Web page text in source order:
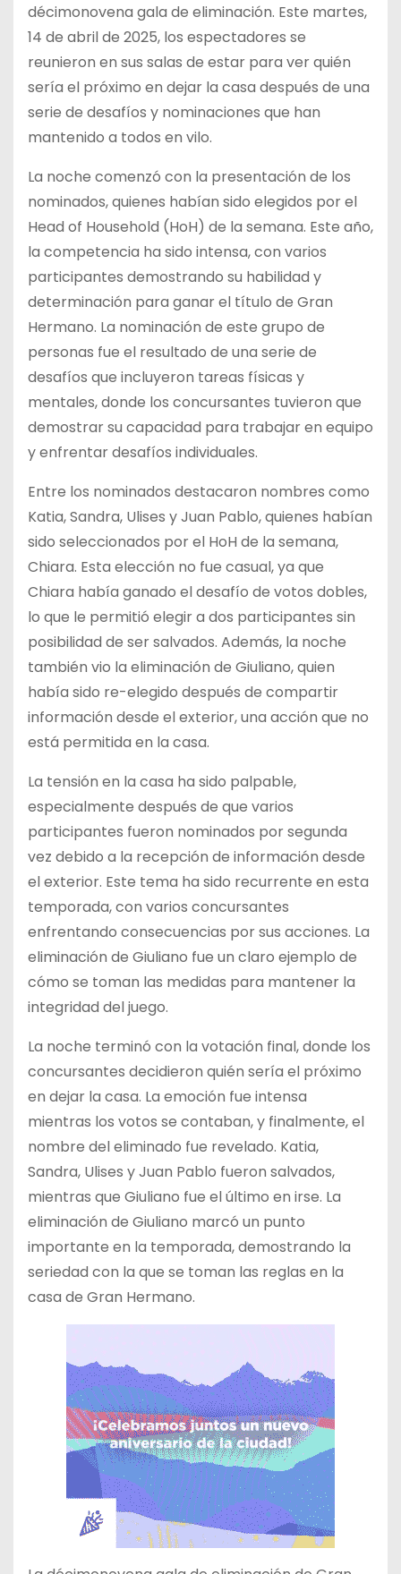
décimonovena gala de eliminación. Este martes,
14 de abril de 2025, los espectadores se
reunieron en sus salas de estar para ver quién
sería el próximo en dejar la casa después de una
serie de desafíos y nominaciones que han
mantenido a todos en vilo.
La noche comenzó con la presentación de los
nominados, quienes habían sido elegidos por el
Head of Household (HoH) de la semana. Este año,
la competencia ha sido intensa, con varios
participantes demostrando su habilidad y
determinación para ganar el título de Gran
Hermano. La nominación de este grupo de
personas fue el resultado de una serie de
desafíos que incluyeron tareas físicas y
mentales, donde los concursantes tuvieron que
demostrar su capacidad para trabajar en equipo
y enfrentar desafíos individuales.
Entre los nominados destacaron nombres como
Katia, Sandra, Ulises y Juan Pablo, quienes habían
sido seleccionados por el HoH de la semana,
Chiara. Esta elección no fue casual, ya que
Chiara había ganado el desafío de votos dobles,
lo que le permitió elegir a dos participantes sin
posibilidad de ser salvados. Además, la noche
también vio la eliminación de Giuliano, quien
había sido re-elegido después de compartir
información desde el exterior, una acción que no
está permitida en la casa.
La tensión en la casa ha sido palpable,
especialmente después de que varios
participantes fueron nominados por segunda
vez debido a la recepción de información desde
el exterior. Este tema ha sido recurrente en esta
temporada, con varios concursantes
enfrentando consecuencias por sus acciones. La
eliminación de Giuliano fue un claro ejemplo de
cómo se toman las medidas para mantener la
integridad del juego.
La noche terminó con la votación final, donde los
concursantes decidieron quién sería el próximo
en dejar la casa. La emoción fue intensa
mientras los votos se contaban, y finalmente, el
nombre del eliminado fue revelado. Katia,
Sandra, Ulises y Juan Pablo fueron salvados,
mientras que Giuliano fue el último en irse. La
eliminación de Giuliano marcó un punto
importante en la temporada, demostrando la
seriedad con la que se toman las reglas en la
casa de Gran Hermano.